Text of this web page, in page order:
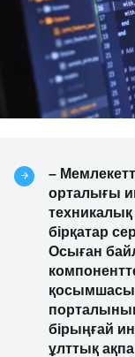
–
орталығы
техникалық
бірқатар
Осыған
бірыңғай
ұлттық